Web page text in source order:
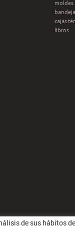
moldes
cajas
libros
de sus hábitos